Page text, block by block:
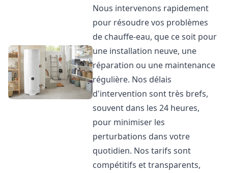
Nous intervenons rapidement
pour résoudre vos problèmes
de chauffe-eau, que ce soit pour
une installation neuve, une
réparation ou une maintenance
régulière. Nos délais
d'intervention sont très brefs,
souvent dans les 24 heures,
pour minimiser les
perturbations dans votre
quotidien. Nos tarifs sont
compétitifs et transparents,